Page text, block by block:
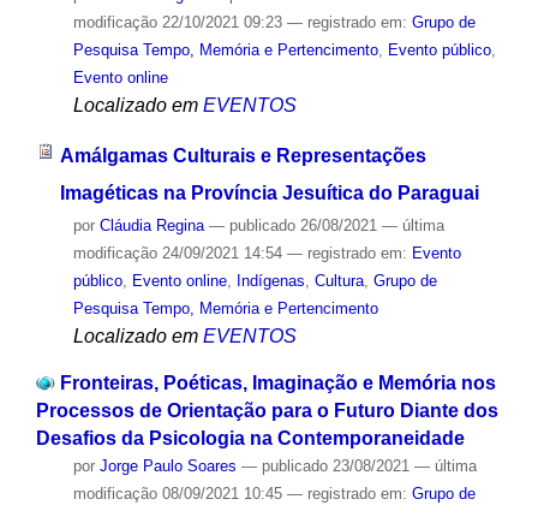
modificação22/10/2021 09:23 — registrado em: Grupo de
Pesquisa Tempo, Memória e Pertencimento, Evento público,
Evento online
Localizado em EVENTOS
Amálgamas Culturais e Representações
Imagéticas na Província Jesuítica do Paraguai
por Cláudia Regina — publicado26/08/2021 — última
modificação24/09/2021 14:54 — registrado em: Evento
público, Evento online, Indígenas, Cultura, Grupo de
Pesquisa Tempo, Memória e Pertencimento
Localizado em EVENTOS
Fronteiras, Poéticas, Imaginação e Memória nos
Processos de Orientação para o Futuro Diante dos
Desafios da Psicologia na Contemporaneidade
por Jorge Paulo Soares — publicado23/08/2021 — última
modificação08/09/2021 10:45 — registrado em: Grupo de